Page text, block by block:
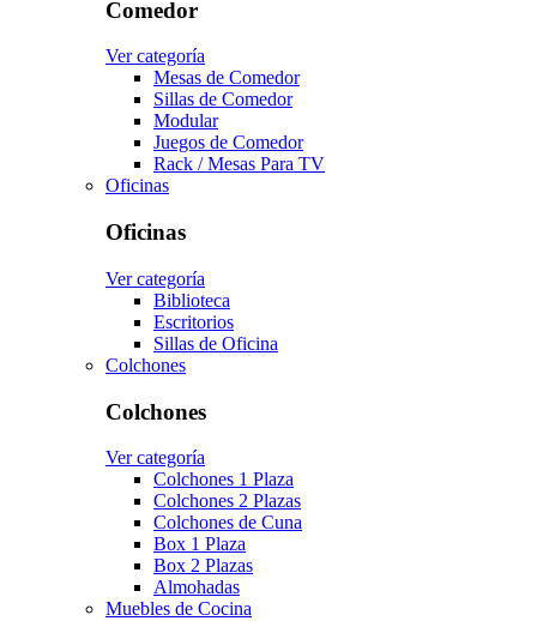
Comedor
Ver categoría
Mesas de Comedor
Sillas de Comedor
Modular
Juegos de Comedor
Rack / Mesas Para TV
Oficinas
Oficinas
Ver categoría
Biblioteca
Escritorios
Sillas de Oficina
Colchones
Colchones
Ver categoría
Colchones 1 Plaza
Colchones 2 Plazas
Colchones de Cuna
Box 1 Plaza
Box 2 Plazas
Almohadas
Muebles de Cocina